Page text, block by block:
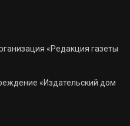
«Редакция газеты
«Издательский дом